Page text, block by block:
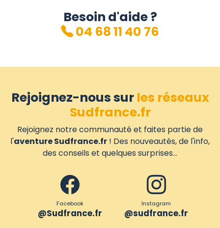
Besoin d'aide ?
04 68 11 40 76
Rejoignez-nous sur les réseaux
Sudfrance.fr
Rejoignez notre communauté et faites partie de
l'aventure Sudfrance.fr ! Des nouveautés, de l'info,
des conseils et quelques surprises...
Facebook
@Sudfrance.fr
Instagram
@sudfrance.fr